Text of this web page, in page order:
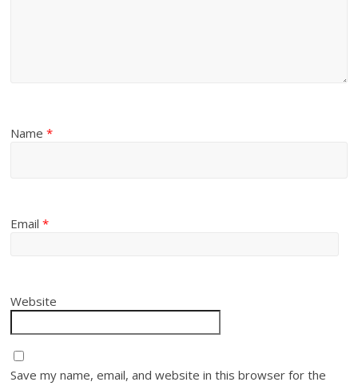
Name*
Email*
Website
Save my name, email, and website in this browser for the